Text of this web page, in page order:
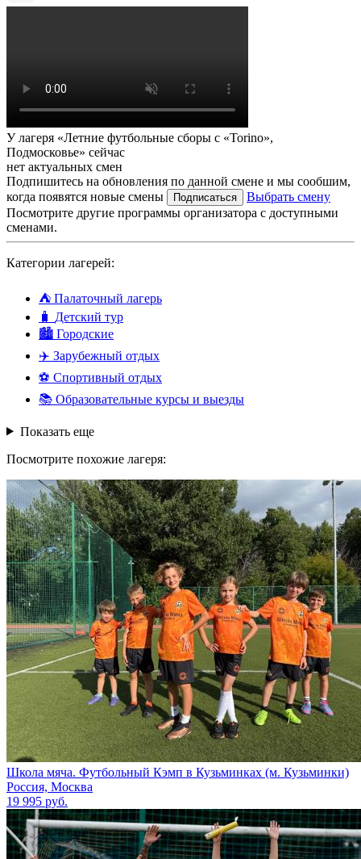
У лагеря «Летние футбольные сборы с «Torino»,
Подмосковье» сейчас
нет актуальных смен
Подпишитесь на обновления по данной смене и мы сообшим,
когда появятся новые смены
Подписаться
Выбрать смену
Посмотрите другие программы организатора с доступными
сменами.
Категории лагерей:
⛺ Палаточный лагерь
🧳 Детский тур
🏙️ Городские
✈️ Зарубежный отдых
⚽ Спортивный отдых
📚 Образовательные курсы и выезды
Показать еще
Посмотрите похожие лагеря:
Школа мяча. Футбольный Кэмп в Кузьминках (м. Кузьминки)
Россия, Москва
19 995 руб.